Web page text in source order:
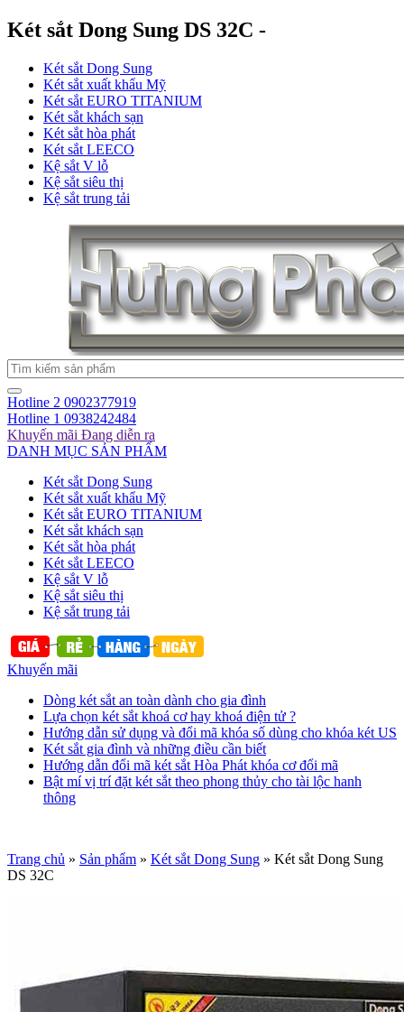
Két sắt Dong Sung DS 32C -
Két sắt Dong Sung
Két sắt xuất khẩu Mỹ
Két sắt EURO TITANIUM
Két sắt khách sạn
Két sắt hòa phát
Két sắt LEECO
Kệ sắt V lỗ
Kệ sắt siêu thị
Kệ sắt trung tải
Hotline 2 0902377919
Hotline 1 0938242484
Khuyến mãi Đang diễn ra
DANH MỤC SẢN PHẨM
Két sắt Dong Sung
Két sắt xuất khẩu Mỹ
Két sắt EURO TITANIUM
Két sắt khách sạn
Két sắt hòa phát
Két sắt LEECO
Kệ sắt V lỗ
Kệ sắt siêu thị
Kệ sắt trung tải
Khuyến mãi
Dòng két sắt an toàn dành cho gia đình
Lựa chọn két sắt khoá cơ hay khoá điện tử ?
Hướng dẫn sử dụng và đổi mã khóa số dùng cho khóa két US
Két sắt gia đình và những điều cần biết
Hướng dẫn đổi mã két sắt Hòa Phát khóa cơ đổi mã
Bật mí vị trí đặt két sắt theo phong thủy cho tài lộc hanh
thông
Trang chủ » Sản phẩm » Két sắt Dong Sung » Két sắt Dong Sung
DS 32C